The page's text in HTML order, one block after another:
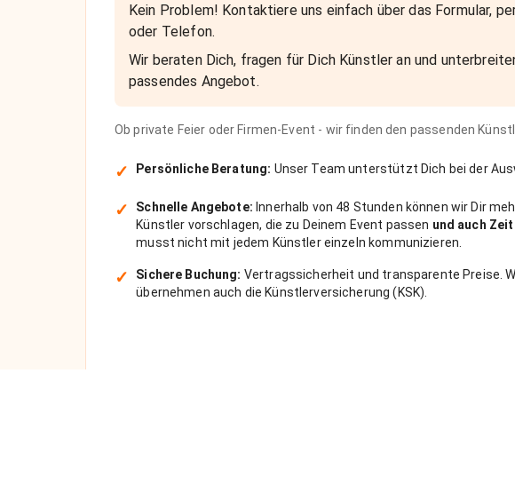
Kein Problem! Kontaktiere uns einfach über das Formular,
oder Telefon.
Wir beraten Dich, fragen für Dich Künstler an und
passendes Angebot.
Ob private Feier oder Firmen-Event - wir finden den passenden
✓ Persönliche Beratung: Unser Team unterstützt Dich bei der
✓ Schnelle Angebote: Innerhalb von 48 Stunden können wir Dir
Künstler vorschlagen, die zu Deinem Event passen und auch Zeit
musst nicht mit jedem Künstler einzeln kommunizieren.
✓ Sichere Buchung: Vertragssicherheit und transparente Preise.
übernehmen auch die Künstlerversicherung (KSK).